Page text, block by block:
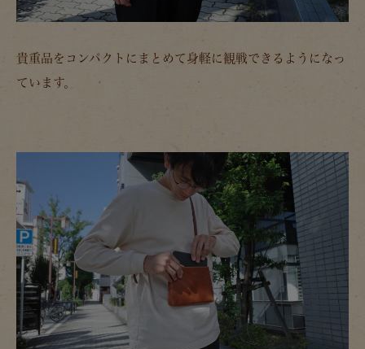
貴重品をコンパクトにまとめて身軽に観戦できるようになっ
ています。